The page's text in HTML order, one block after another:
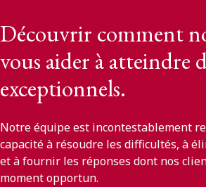
Découvrir comment
vous aider à atteindre
exceptionnels.
Notre équipe est incontestablement
capacité à résoudre les difficultés, à
et à fournir les réponses dont nos
moment opportun.